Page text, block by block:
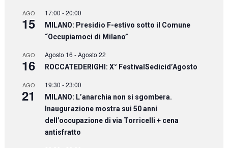
AGO
15
17:00 -20:00
MILANO: Presidio F-estivo sotto il Comune
“Occupiamoci di Milano”
AGO
16
Agosto 16 -Agosto 22
ROCCATEDERIGHI: X° FestivalSedicid’Agosto
AGO
21
19:30 -23:00
MILANO: L’anarchia non si sgombera.
Inaugurazione mostra sui 50 anni
dell’occupazione di via Torricelli + cena
antisfratto